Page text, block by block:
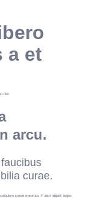
a et
nisi.
arcu.
curae.
ipsum maximus. Fusce aliquet turpis